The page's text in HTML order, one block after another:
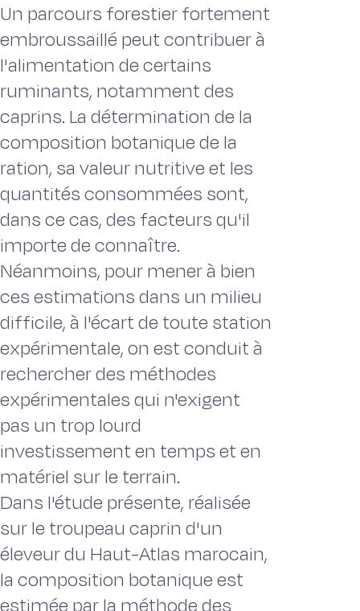
Un parcours forestier fortement
embroussaillé peut contribuer à
l'alimentation de certains
ruminants, notamment des
caprins. La détermination de la
composition botanique de la
ration, sa valeur nutritive et les
quantités consommées sont,
dans ce cas, des facteurs qu'il
importe de connaître.
Néanmoins, pour mener à bien
ces estimations dans un milieu
difficile, à l'écart de toute station
expérimentale, on est conduit à
rechercher des méthodes
expérimentales qui n'exigent
pas un trop lourd
investissement en temps et en
matériel sur le terrain.
Dans l'étude présente, réalisée
sur le troupeau caprin d'un
éleveur du Haut-Atlas marocain,
la composition botanique est